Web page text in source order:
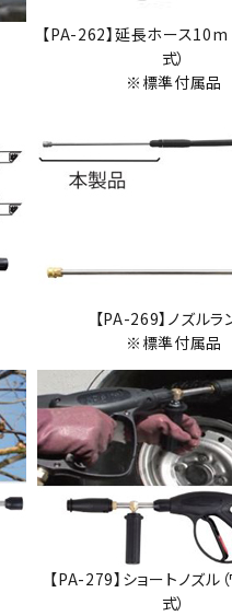
【PA-262】延長ホース10m
式）
※標準付属品
【PA-269】ノズルラ
※標準付属品
【PA-279】ショートノズル
式）